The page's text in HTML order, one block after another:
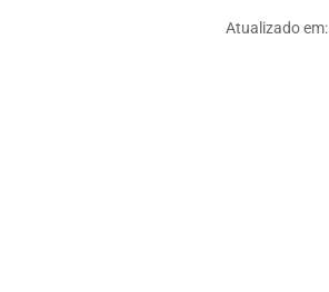
Atualizado em: